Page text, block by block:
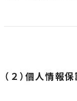
（２）個人情報